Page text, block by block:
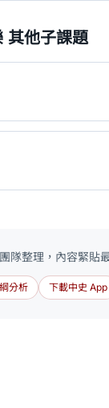
其他子課題
團隊整理，內容緊
分析 下載中史 App